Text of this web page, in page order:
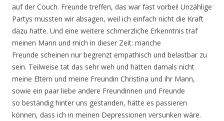
auf der Couch. Freunde treffen, das war fast vorbei! Unzählige
Partys mussten wir absagen, weil ich einfach nicht die Kraft
dazu hatte. Und eine weitere schmerzliche Erkenntnis traf
meinen Mann und mich in dieser Zeit: manche
Freunde scheinen nur begrenzt empathisch und belastbar zu
sein. Teilweise tat das sehr weh und hätten damals nicht
meine Eltern und meine Freundin Christina und ihr Mann,
sowie ein paar liebe andere Freundinnen und Freunde
so beständig hinter uns gestanden, hätte es passieren
können, dass ich in meinen Depressionen versunken wäre.